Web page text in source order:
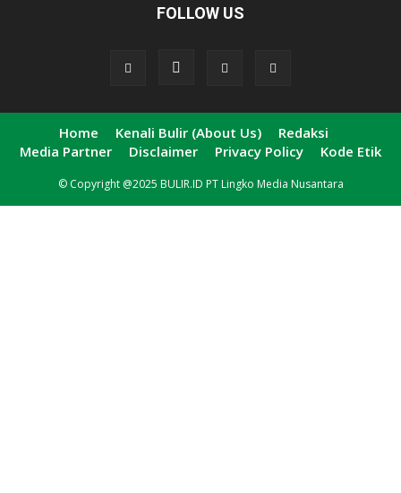
FOLLOW US
Home Kenali Bulir (About Us)
Redaksi
Media Partner
Disclaimer Privacy Policy Kode Etik
© Copyright @2025 BULIR.ID PT Lingko Media Nusantara